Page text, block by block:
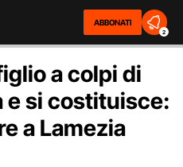
ABBONATI
2
a colpi di
e si costituisce:
a Lamezia